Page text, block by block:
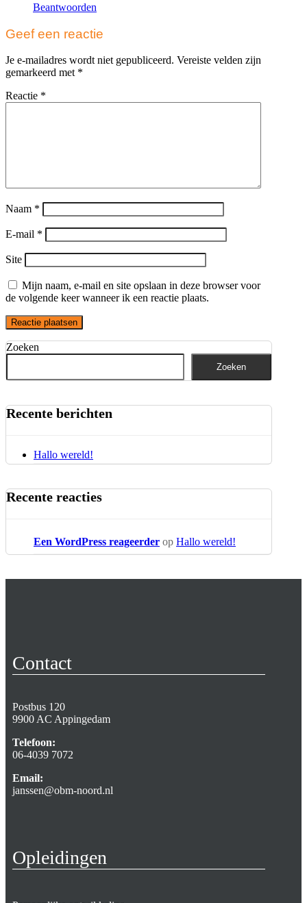
Beantwoorden
Geef een reactie
Je e-mailadres wordt niet gepubliceerd. Vereiste velden zijn
gemarkeerd met *
Reactie *
Naam *
E-mail *
Site
Mijn naam, e-mail en site opslaan in deze browser voor
de volgende keer wanneer ik een reactie plaats.
Zoeken
Zoeken
Recente berichten
Hallo wereld!
Recente reacties
Een WordPress reageerder op Hallo wereld!
Contact
Postbus 120
9900 AC Appingedam
Telefoon:
06-4039 7072
Email:
janssen@obm-noord.nl
Opleidingen